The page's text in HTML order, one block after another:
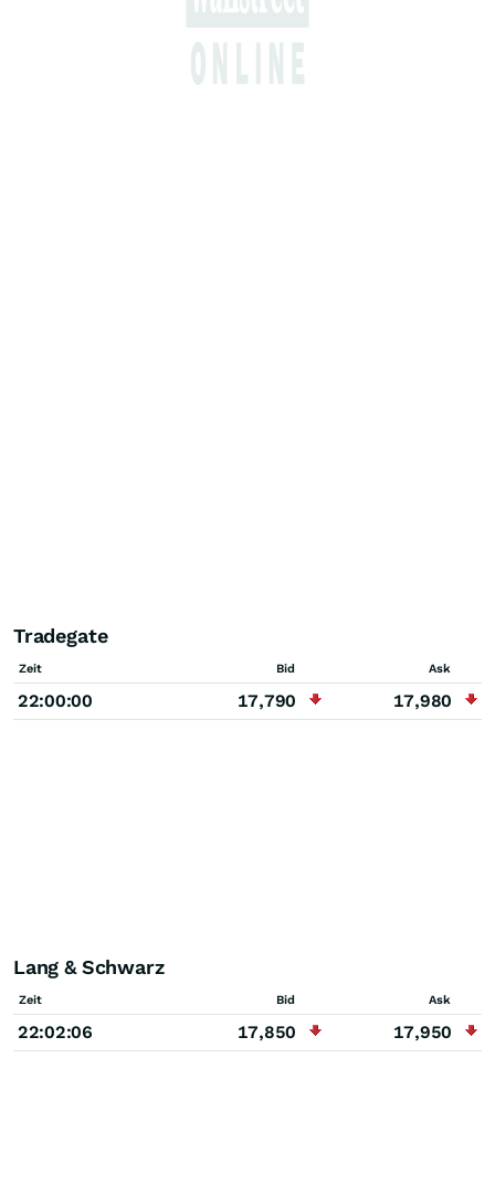
Tradegate
Zeit Bid Ask
22:00:00 17,790 17,980
Lang & Schwarz
Zeit Bid Ask
22:02:06 17,850 17,950